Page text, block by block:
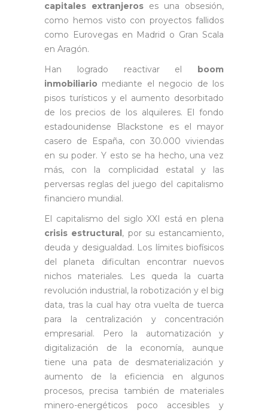
capitales extranjeros es una obsesión,
como hemos visto con proyectos fallidos
como Eurovegas en Madrid o Gran Scala
en Aragón.
Han logrado reactivar el boom
inmobiliario mediante el negocio de los
pisos turísticos y el aumento desorbitado
de los precios de los alquileres. El fondo
estadounidense Blackstone es el mayor
casero de España, con 30.000 viviendas
en su poder. Y esto se ha hecho, una vez
más, con la complicidad estatal y las
perversas reglas del juego del capitalismo
financiero mundial.
El capitalismo del siglo XXI está en plena
crisis estructural, por su estancamiento,
deuda y desigualdad. Los límites biofísicos
del planeta dificultan encontrar nuevos
nichos materiales. Les queda la cuarta
revolución industrial, la robotización y el big
data, tras la cual hay otra vuelta de tuerca
para la centralización y concentración
empresarial. Pero la automatización y
digitalización de la economía, aunque
tiene una pata de desmaterialización y
aumento de la eficiencia en algunos
procesos, precisa también de materiales
minero-energéticos poco accesibles y